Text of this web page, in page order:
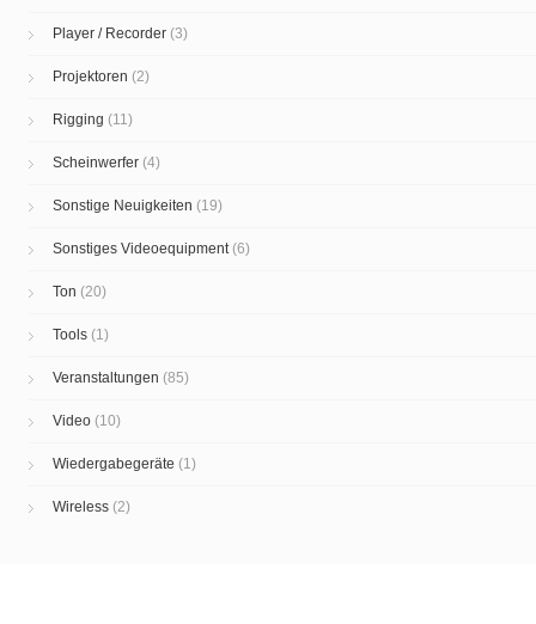
Player / Recorder (3)
Projektoren (2)
Rigging (11)
Scheinwerfer (4)
Sonstige Neuigkeiten (19)
Sonstiges Videoequipment (6)
Ton (20)
Tools (1)
Veranstaltungen (85)
Video (10)
Wiedergabegeräte (1)
Wireless (2)